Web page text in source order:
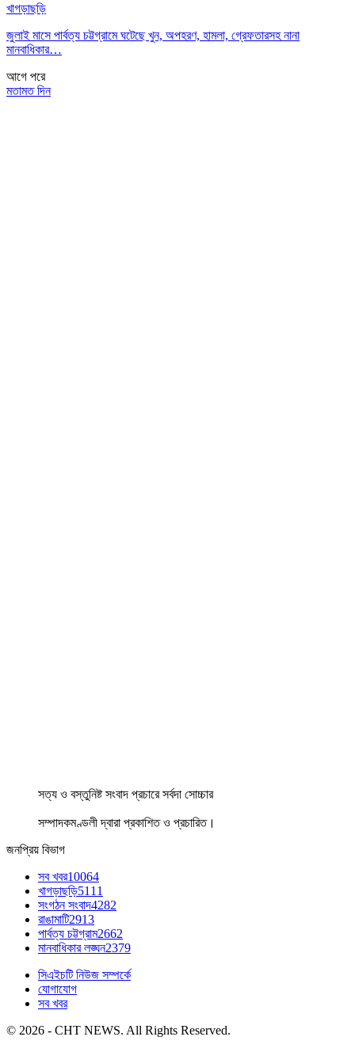
খাগড়াছড়ি
জুলাই মাসে পার্বত্য চট্টগ্রামে ঘটেছে খুন, অপহরণ, হামলা, গ্রেফতারসহ নানা
মানবাধিকার…
আগে পরে
মতামত দিন
সত্য ও বস্তুনিষ্ট সংবাদ প্রচারে সর্বদা সোচ্চার
সম্পাদকমণ্ডলী দ্বারা প্রকাশিত ও প্রচারিত।
জনপ্রিয় বিভাগ
সব খবর10064
খাগড়াছড়ি5111
সংগঠন সংবাদ4282
রাঙামাটি2913
পার্বত্য চট্টগ্রাম2662
মানবাধিকার লঙ্ঘন2379
সিএইচটি নিউজ সম্পর্কে
যোগাযোগ
সব খবর
© 2026 - CHT NEWS. All Rights Reserved.